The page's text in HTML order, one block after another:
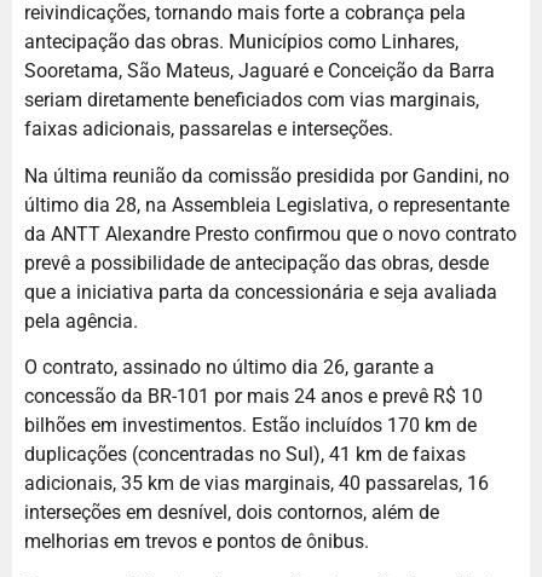
reivindicações, tornando mais forte a cobrança pela
antecipação das obras. Municípios como Linhares,
Sooretama, São Mateus, Jaguaré e Conceição da Barra
seriam diretamente beneficiados com vias marginais,
faixas adicionais, passarelas e interseções.
Na última reunião da comissão presidida por Gandini, no
último dia 28, na Assembleia Legislativa, o representante
da ANTT Alexandre Presto confirmou que o novo contrato
prevê a possibilidade de antecipação das obras, desde
que a iniciativa parta da concessionária e seja avaliada
pela agência.
O contrato, assinado no último dia 26, garante a
concessão da BR-101 por mais 24 anos e prevê R$ 10
bilhões em investimentos. Estão incluídos 170 km de
duplicações (concentradas no Sul), 41 km de faixas
adicionais, 35 km de vias marginais, 40 passarelas, 16
interseções em desnível, dois contornos, além de
melhorias em trevos e pontos de ônibus.